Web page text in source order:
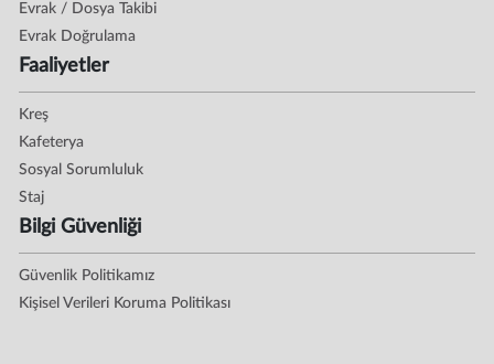
Evrak / Dosya Takibi
Evrak Doğrulama
Faaliyetler
Kreş
Kafeterya
Sosyal Sorumluluk
Staj
Bilgi Güvenliği
Güvenlik Politikamız
Kişisel Verileri Koruma Politikası